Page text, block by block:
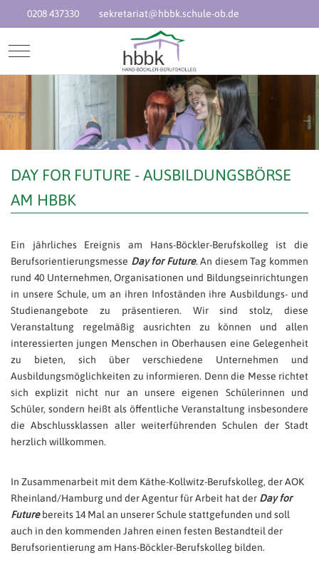
0208 437330 sekretariat@hbbk.schule-ob.de
Mobile Menu Toggle
DAY FOR FUTURE - AUSBILDUNGSBÖRSE
AM HBBK
Ein jährliches Ereignis am Hans-Böckler-Berufskolleg ist die
Berufsorientierungsmesse Day for Future. An diesem Tag kommen
rund 40 Unternehmen, Organisationen und Bildungseinrichtungen
in unsere Schule, um an ihren Infoständen ihre Ausbildungs- und
Studienangebote zu präsentieren. Wir sind stolz, diese
Veranstaltung regelmäßig ausrichten zu können und allen
interessierten jungen Menschen in Oberhausen eine Gelegenheit
zu bieten, sich über verschiedene Unternehmen und
Ausbildungsmöglichkeiten zu informieren. Denn die Messe richtet
sich explizit nicht nur an unsere eigenen Schülerinnen und
Schüler, sondern heißt als öffentliche Veranstaltung insbesondere
die Abschlussklassen aller weiterführenden Schulen der Stadt
herzlich willkommen.
In Zusammenarbeit mit dem Käthe-Kollwitz-Berufskolleg, der AOK
Rheinland/Hamburg und der Agentur für Arbeit hat der Day for
Future bereits 14 Mal an unserer Schule stattgefunden und soll
auch in den kommenden Jahren einen festen Bestandteil der
Berufsorientierung am Hans-Böckler-Berufskolleg bilden.